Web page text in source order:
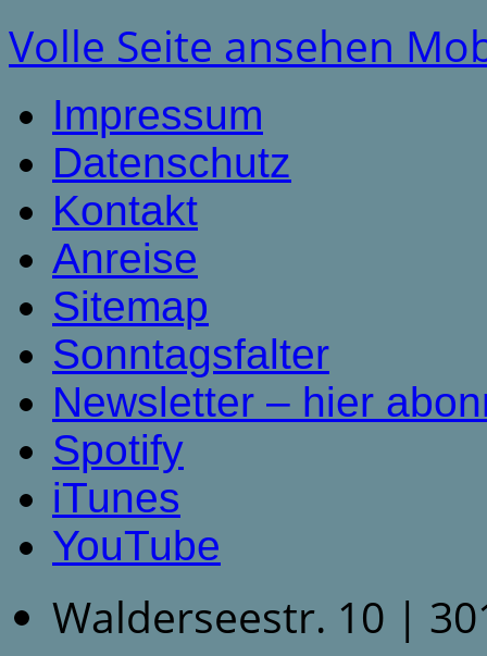
Volle Seite ansehen
Impressum
Datenschutz
Kontakt
Anreise
Sitemap
Sonntagsfalter
Newsletter – hier
Spotify
iTunes
YouTube
Walderseestr. 10 |